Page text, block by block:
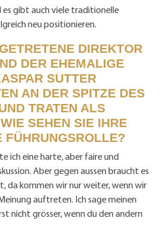
es gibt auch viele traditionelle
neu positionieren.
DIREKTOR
DER EHEMALIGE
SUTTER
AN DER SPITZE DES
TRATEN ALS
SEHEN SIE IHRE
FÜHRUNGSROLLE?
ich eine harte, aber faire und
Aber gegen aussen braucht es
da kommen wir nur weiter, wenn wir
auftreten. Ich sage meinen
nicht grösser, wenn du den andern